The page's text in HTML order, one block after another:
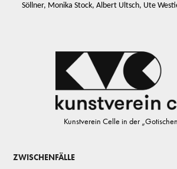
Söllner, Monika Stock, Albert Ultsch, Ute
Kunstverein Celle in der
ZWISCHENFÄLLE